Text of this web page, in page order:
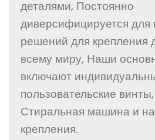
деталями, Постоянно
диверсифицируется для
решений для крепления
всему миру, Наши
включают
пользовательские
Стиральная машина и
крепления.